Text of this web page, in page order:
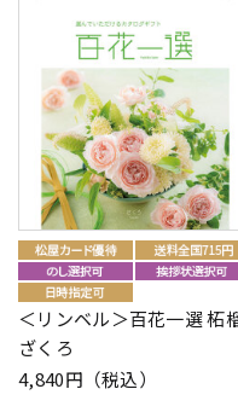
＜リンベル＞百花一選 柘
ざくろ
4,840円（税込）